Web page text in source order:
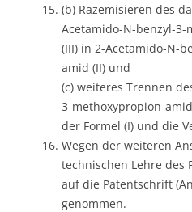
(b) Razemisieren des
Acetamido-N-benzyl-
(III) in 2-Acetamido-N-
amid (II) und
(c) weiteres Trennen
3-methoxypropion-
der Formel (I) und die
Wegen der weiteren
technischen Lehre des
auf die Patentschrift
genommen.